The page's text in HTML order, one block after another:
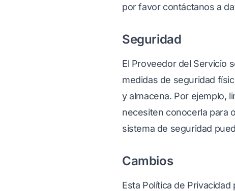
por favor contáctanos a
Seguridad
El Proveedor del Servicio
medidas de seguridad
y almacena. Por ejemplo,
necesiten conocerla para
sistema de seguridad
Cambios
Esta Política de